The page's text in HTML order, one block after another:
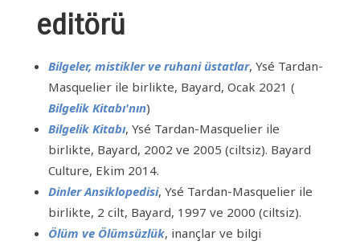
editörü
Bilgeler, mistikler ve ruhani üstatlar, Ysé Tardan-
Masquelier ile birlikte, Bayard, Ocak 2021 (
Bilgelik Kitabı'nın)
Bilgelik Kitabı, Ysé Tardan-Masquelier ile
birlikte, Bayard, 2002 ve 2005 (ciltsiz). Bayard
Culture, Ekim 2014.
Dinler Ansiklopedisi, Ysé Tardan-Masquelier ile
birlikte, 2 cilt, Bayard, 1997 ve 2000 (ciltsiz).
Ölüm ve Ölümsüzlük, inançlar ve bilgi